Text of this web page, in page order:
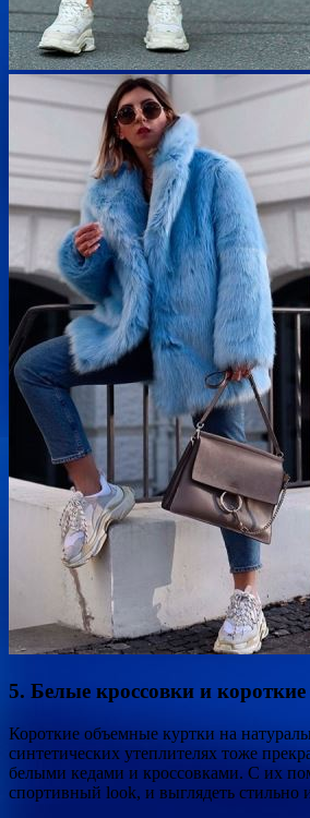
5. Белые кроссовки и
Короткие объемные куртки на
синтетических утеплителях тоже
белыми кедами и кроссовками. С их
спортивный look, и выглядеть стильно